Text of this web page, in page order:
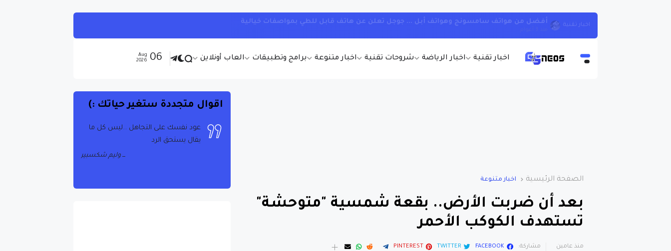
اخبار تقنية اخبار الرياضة شروحات تقنية اخبار متنوعة برامج وتطبيقات العاب أونلاين 06
Aug
2026
اخبار تقنية يحرف القران ويعطي معلومات خاطئة .. لاتسأل ChatGPT عن القران !
الصفحة الرئيسية اخبار متنوعة
بعد أن ضربت الأرض.. بقعة شمسية "متوحشة"
تستهدف الكوكب الأحمر
منذ عامين مشاركة: FACEBOOK
TWITTER
PINTEREST
اقوال متجددة ستغير حياتك :)
عود نفسك على التجاهل ..ليس كل ما
يقال يستحق الرد
وليم شكسبير